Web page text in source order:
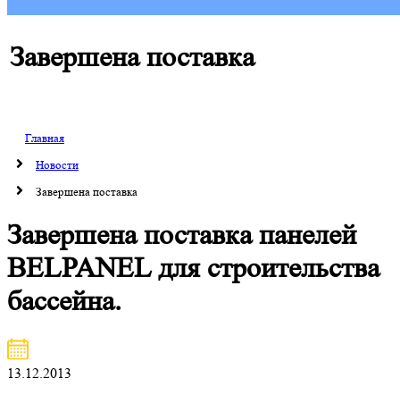
Завершена поставка
Главная
Новости
Завершена поставка
Завершена поставка панелей
BELPANEL для строительства
бассейна.
13.12.2013